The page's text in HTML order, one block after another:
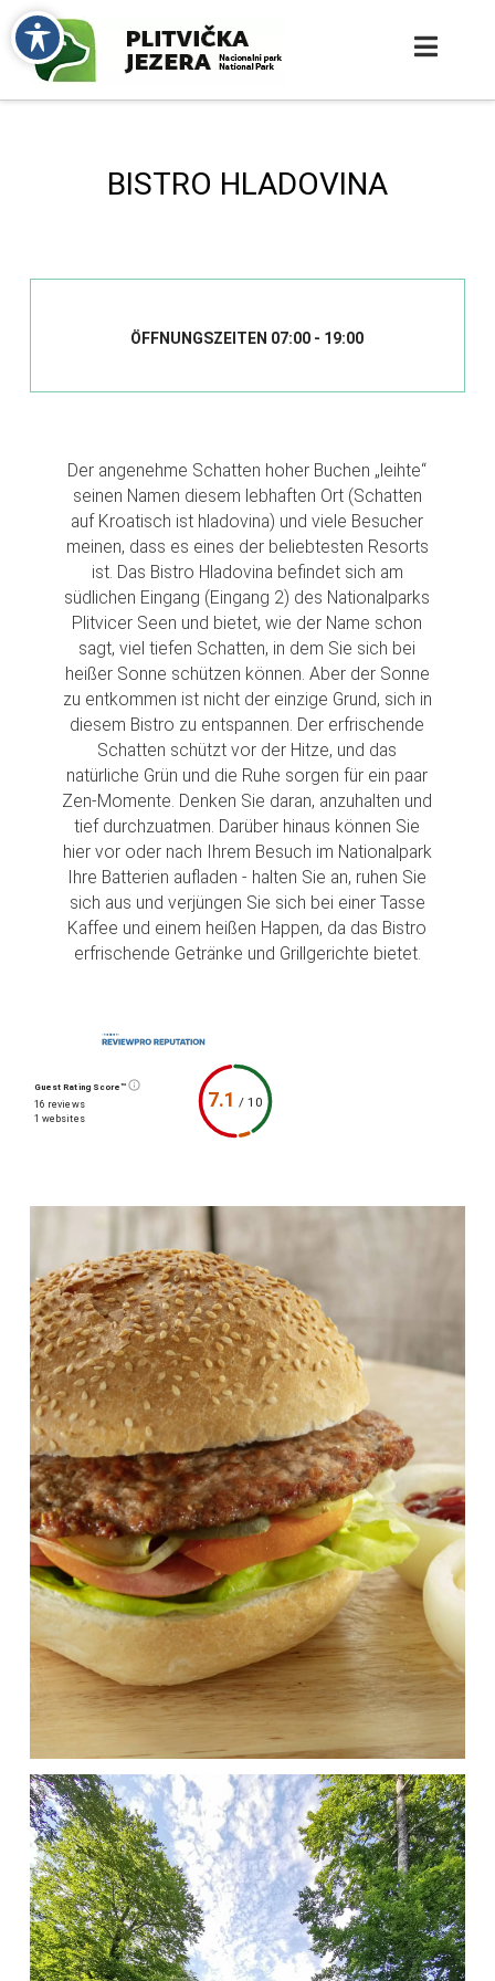
BISTRO HLADOVINA
ÖFFNUNGSZEITEN 07:00 - 19:00
Der angenehme Schatten hoher Buchen „leihte“
seinen Namen diesem lebhaften Ort (Schatten
auf Kroatisch ist hladovina) und viele Besucher
meinen, dass es eines der beliebtesten Resorts
ist. Das Bistro Hladovina befindet sich am
südlichen Eingang (Eingang 2) des Nationalparks
Plitvicer Seen und bietet, wie der Name schon
sagt, viel tiefen Schatten, in dem Sie sich bei
heißer Sonne schützen können. Aber der Sonne
zu entkommen ist nicht der einzige Grund, sich in
diesem Bistro zu entspannen. Der erfrischende
Schatten schützt vor der Hitze, und das
natürliche Grün und die Ruhe sorgen für ein paar
Zen-Momente. Denken Sie daran, anzuhalten und
tief durchzuatmen. Darüber hinaus können Sie
hier vor oder nach Ihrem Besuch im Nationalpark
Ihre Batterien aufladen - halten Sie an, ruhen Sie
sich aus und verjüngen Sie sich bei einer Tasse
Kaffee und einem heißen Happen, da das Bistro
erfrischende Getränke und Grillgerichte bietet.
Guest Rating Score™
16 reviews
1 websites
7.1 /10